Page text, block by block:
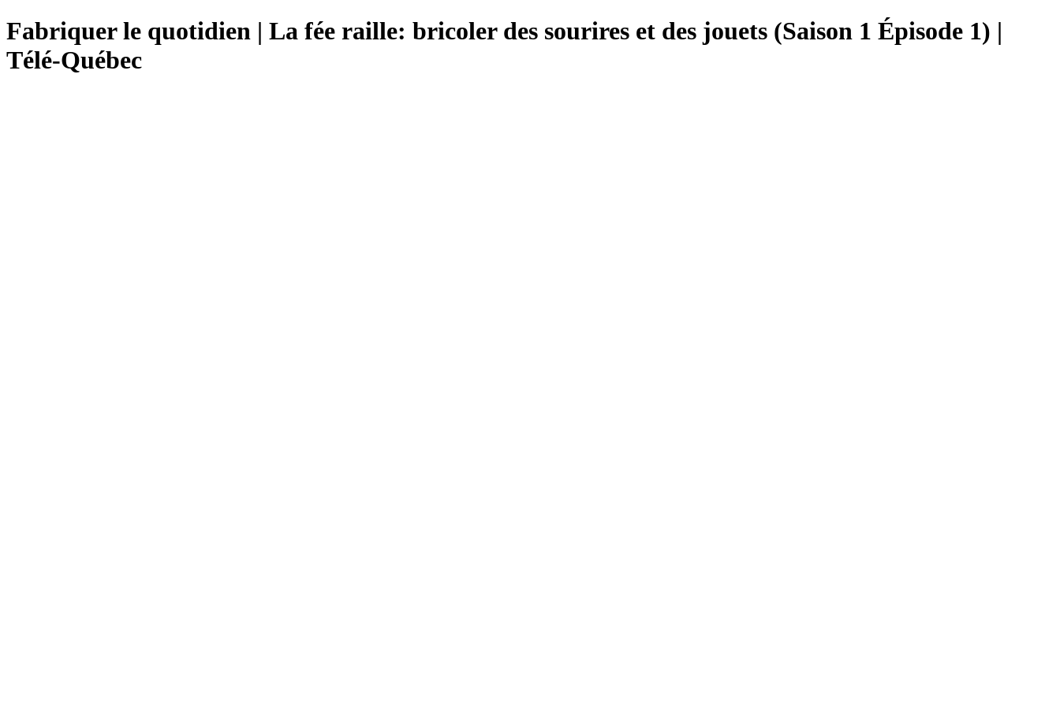
Fabriquer le quotidien | La fée raille: bricoler des sourires et des jouets (Saison 1 Épisode 1) |
Télé-Québec